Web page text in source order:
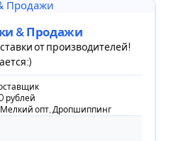
& Продажи
от производителей!
рублей
опт, Дропшиппинг